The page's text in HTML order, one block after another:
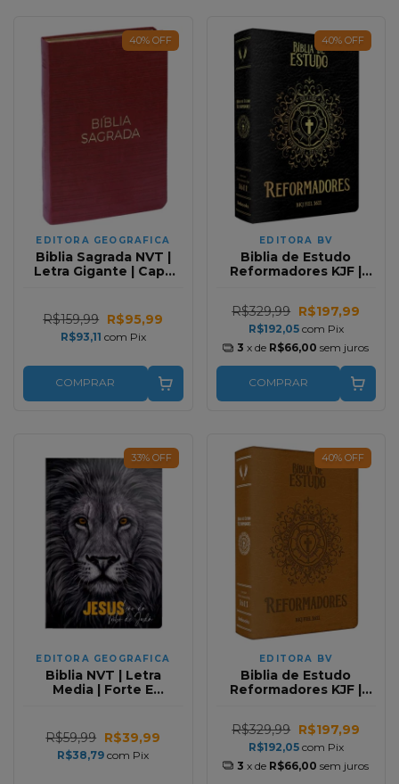
40% OFF
EDITORA GEOGRAFICA
Biblia Sagrada NVT |
Letra Gigante | Capa
R$159,99 R$95,99
R$93,11 com Pix
COMPRAR
40% OFF
EDITORA BV
Biblia de Estudo
Reformadores KJF |
R$329,99 R$197,99
R$192,05 com Pix
3 x de R$66,00 sem juros
COMPRAR
33% OFF
EDITORA GEOGRAFICA
Biblia NVT | Letra
Media | Forte E
R$59,99 R$39,99
R$38,79com Pix
40% OFF
EDITORA BV
Biblia de Estudo
Reformadores KJF |
R$329,99 R$197,99
R$192,05 com Pix
3 x de R$66,00 sem juros